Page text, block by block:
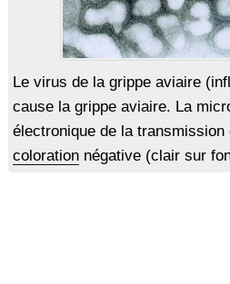
Le virus de la grippe aviaire
cause la grippe aviaire. La
électronique de la transmission
colorationnégative (clair sur